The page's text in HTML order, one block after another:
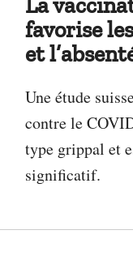
favorise
et
Une étude
contre le
type grippal et
significatif.